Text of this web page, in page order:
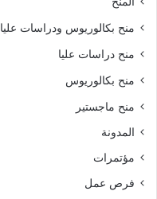
منح بكالوريوس ودراسات عليا
منح دراسات عليا
منح بكالوريوس
منح ماجستير
المدونة
مؤتمرات
فرص عمل